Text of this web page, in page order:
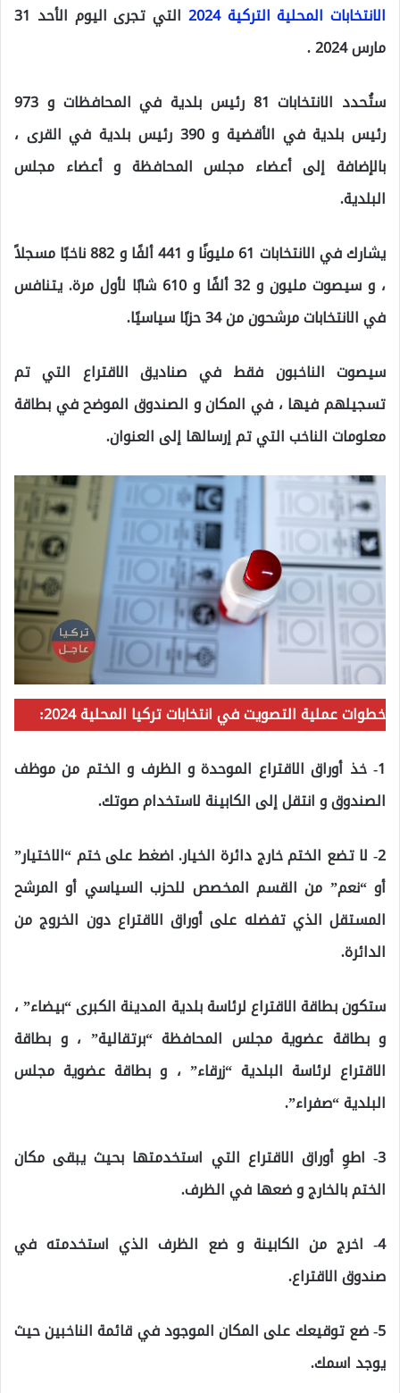
الانتخابات المحلية التركية 2024
التي تجرى اليوم الأحد 31
مارس 2024 .
ستُحدد الانتخابات 81 رئيس بلدية في المحافظات و 973
رئيس بلدية في الأقضية و 390 رئيس بلدية في القرى ،
بالإضافة إلى أعضاء مجلس المحافظة و أعضاء مجلس
البلدية.
يشارك في الانتخابات 61 مليونًا و 441 ألفًا و 882 ناخبًا مسجلاً
، و سيصوت مليون و 32 ألفًا و 610 شابًا لأول مرة. يتنافس
في الانتخابات مرشحون من 34 حزبًا سياسيًا.
سيصوت الناخبون فقط في صناديق الاقتراع التي تم
تسجيلهم فيها ، في المكان و الصندوق الموضح في بطاقة
معلومات الناخب التي تم إرسالها إلى العنوان.
خطوات عملية التصويت في انتخابات تركيا المحلية 2024:
1- خذ أوراق الاقتراع الموحدة و الظرف و الختم من موظف
الصندوق و انتقل إلى الكابينة لاستخدام صوتك.
2- لا تضع الختم خارج دائرة الخيار. اضغط على ختم “الاختيار”
أو “نعم” من القسم المخصص للحزب السياسي أو المرشح
المستقل الذي تفضله على أوراق الاقتراع دون الخروج من
الدائرة.
ستكون بطاقة الاقتراع لرئاسة بلدية المدينة الكبرى “بيضاء” ،
و بطاقة عضوية مجلس المحافظة “برتقالية” ، و بطاقة
الاقتراع لرئاسة البلدية “زرقاء” ، و بطاقة عضوية مجلس
البلدية “صفراء”.
3- اطوِ أوراق الاقتراع التي استخدمتها بحيث يبقى مكان
الختم بالخارج و ضعها في الظرف.
4- اخرج من الكابينة و ضع الظرف الذي استخدمته في
صندوق الاقتراع.
5- ضع توقيعك على المكان الموجود في قائمة الناخبين حيث
يوجد اسمك.